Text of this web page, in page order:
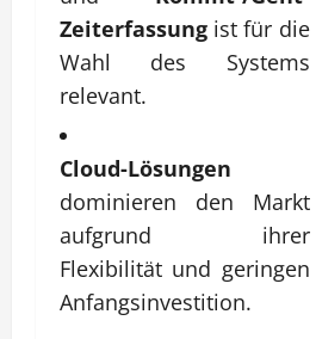
Zeiterfassung ist für die
Wahl des Systems
relevant.
Cloud-Lösungen
dominieren den Markt
aufgrund ihrer
Flexibilität und geringen
Anfangsinvestition.